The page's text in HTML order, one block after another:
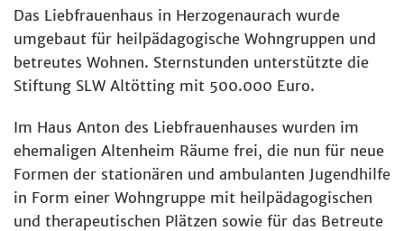
Das Liebfrauenhaus in Herzogenaurach wurde
umgebaut für heilpädagogische Wohngruppen und
betreutes Wohnen. Sternstunden unterstützte die
Stiftung SLW Altötting mit 500.000 Euro.
Im Haus Anton des Liebfrauenhauses wurden im
ehemaligen Altenheim Räume frei, die nun für neue
Formen der stationären und ambulanten Jugendhilfe
in Form einer Wohngruppe mit heilpädagogischen
und therapeutischen Plätzen sowie für das Betreute